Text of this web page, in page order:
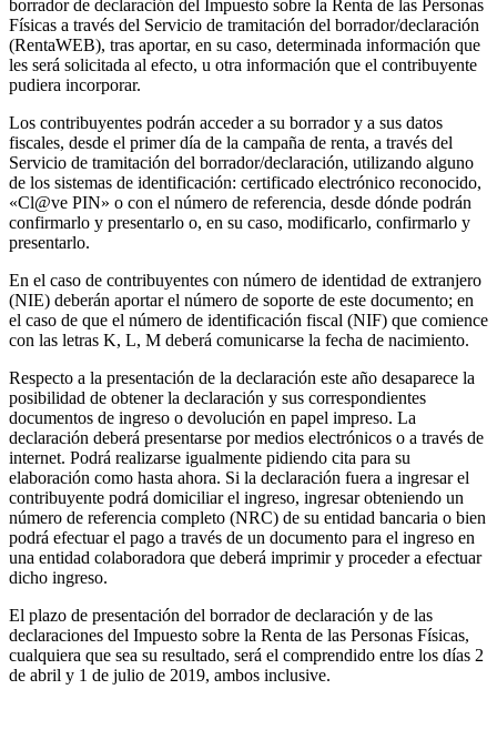
borrador de declaración del Impuesto sobre la Renta de las Personas
Físicas a través del Servicio de tramitación del borrador/declaración
(RentaWEB), tras aportar, en su caso, determinada información que
les será solicitada al efecto, u otra información que el contribuyente
pudiera incorporar.
Los contribuyentes podrán acceder a su borrador y a sus datos
fiscales, desde el primer día de la campaña de renta, a través del
Servicio de tramitación del borrador/declaración, utilizando alguno
de los sistemas de identificación: certificado electrónico reconocido,
«Cl@ve PIN» o con el número de referencia, desde dónde podrán
confirmarlo y presentarlo o, en su caso, modificarlo, confirmarlo y
presentarlo.
En el caso de contribuyentes con número de identidad de extranjero
(NIE) deberán aportar el número de soporte de este documento; en
el caso de que el número de identificación fiscal (NIF) que comience
con las letras K, L, M deberá comunicarse la fecha de nacimiento.
Respecto a la presentación de la declaración este año desaparece la
posibilidad de obtener la declaración y sus correspondientes
documentos de ingreso o devolución en papel impreso. La
declaración deberá presentarse por medios electrónicos o a través de
internet. Podrá realizarse igualmente pidiendo cita para su
elaboración como hasta ahora. Si la declaración fuera a ingresar el
contribuyente podrá domiciliar el ingreso, ingresar obteniendo un
número de referencia completo (NRC) de su entidad bancaria o bien
podrá efectuar el pago a través de un documento para el ingreso en
una entidad colaboradora que deberá imprimir y proceder a efectuar
dicho ingreso.
El plazo de presentación del borrador de declaración y de las
declaraciones del Impuesto sobre la Renta de las Personas Físicas,
cualquiera que sea su resultado, será el comprendido entre los días 2
de abril y 1 de julio de 2019, ambos inclusive.